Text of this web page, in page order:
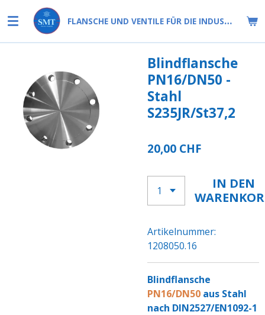
Hauptinhalt
springen
FLANSCHE UND VENTILE FÜR DIE INDUSTRIE
Blindflansche
PN16/DN50 -
Stahl
S235JR/St37,2
20,00 CHF
IN DEN
Artikelnummer:
1208050.16
Blindflansche
PN16/DN50 aus Stahl
nach DIN2527/EN1092-1